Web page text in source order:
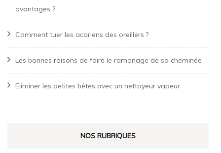
avantages ?
Comment tuer les acariens des oreillers ?
Les bonnes raisons de faire le ramonage de sa cheminée
Eliminer les petites bêtes avec un nettoyeur vapeur
NOS RUBRIQUES